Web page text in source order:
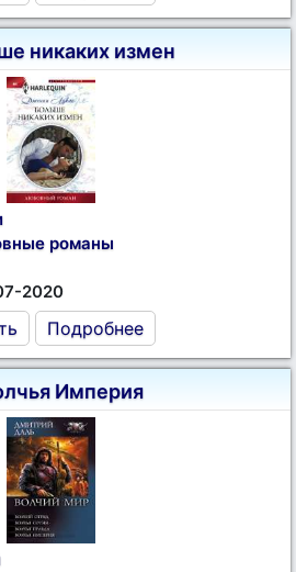
никаких измен
романы
2020
Подробнее
Империя